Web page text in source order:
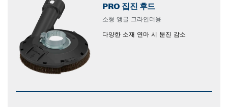
PRO 집진 후드
소형 앵글 그라인더용
다양한 소재 연마 시 분진 감소